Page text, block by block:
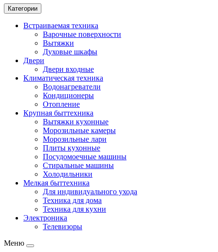
Категории
Встраиваемая техника
Варочные поверхности
Вытяжки
Духовые шкафы
Двери
Двери входные
Климатическая техника
Водонагреватели
Кондиционеры
Отопление
Крупная быттехника
Вытяжки кухонные
Морозильные камеры
Морозильные лари
Плиты кухонные
Посудомоечные машины
Стиральные машины
Холодильники
Мелкая быттехника
Для индивидуального ухода
Техника для дома
Техника для кухни
Электроника
Телевизоры
Меню